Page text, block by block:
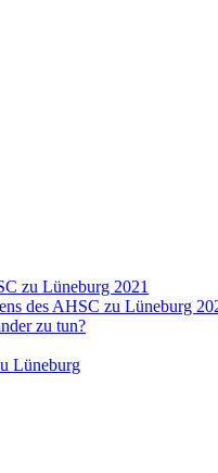
zu Lüneburg 2021
des AHSC zu Lüneburg
zu tun?
Lüneburg